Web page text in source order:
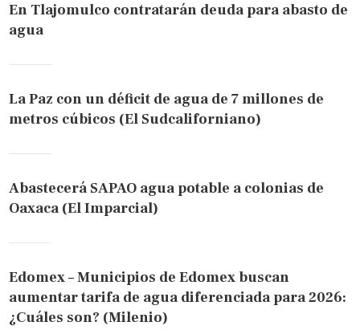
En Tlajomulco contratarán deuda para abasto de
agua
La Paz con un déficit de agua de 7 millones de
metros cúbicos (El Sudcaliforniano)
Abastecerá SAPAO agua potable a colonias de
Oaxaca (El Imparcial)
Edomex – Municipios de Edomex buscan
aumentar tarifa de agua diferenciada para 2026:
¿Cuáles son? (Milenio)